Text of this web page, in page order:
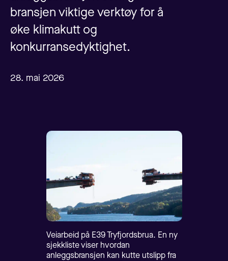
bransjen viktige verktøy for å
øke klimakutt og
konkurransedyktighet.
28. mai 2026
Veiarbeid på E39 Tryfjordsbrua. En ny
sjekkliste viser hvordan
anleggsbransjen kan kutte utslipp fra